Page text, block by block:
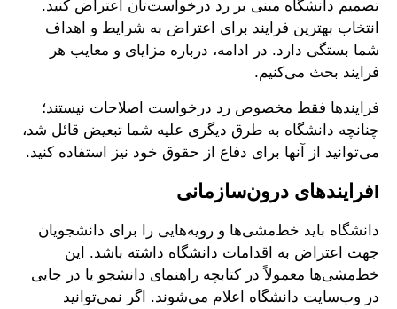
تصمیم دانشگاه مبنی بر رد درخواست‌تان اعتراض کنید.
انتخاب بهترین فرایند برای اعتراض به شرایط و اهداف
شما بستگی دارد. در ادامه، درباره مزایای و معایب هر
فرایند بحث می‌کنیم.
فرایندها فقط مخصوص رد درخواست‌ اصلاحات نیستند؛
چنانچه دانشگاه به طرق دیگری علیه شما تبعیض قائل شد،
می‌توانید از آنها برای دفاع از حقوق خود نیز استفاده کنید.
Iفرایندهای درون‌سازمانی
دانشگاه باید خط‌مشی‌ها و رویه‌هایی را برای دانشجویان
جهت اعتراض به اقدامات دانشگاه داشته باشد. این
خط‌مشی‌ها معمولاً در کتابچه راهنمای دانشجو یا در جایی
در وب‌سایت دانشگاه اعلام می‌شوند. اگر نمی‌توانید